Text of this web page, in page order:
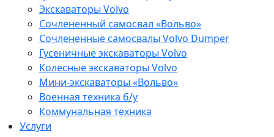
Экскаваторы Volvo
Сочлененный самосвал «Вольво»
Сочлененные самосвалы Volvo Dumper
Гусеничные экскаваторы Volvo
Колесные экскаваторы Volvo
Мини-экскаваторы «Вольво»
Военная техника б/у
Коммунальная техника
Услуги